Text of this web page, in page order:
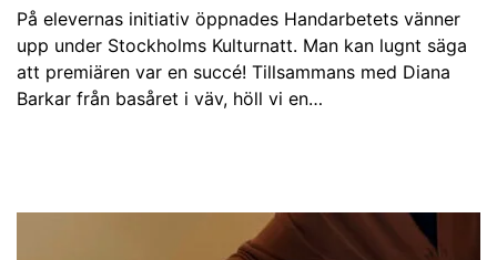
På elevernas initiativ öppnades Handarbetets vänner
upp under Stockholms Kulturnatt. Man kan lugnt säga
att premiären var en succé! Tillsammans med Diana
Barkar från basåret i väv, höll vi en…